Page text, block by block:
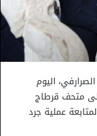
اليوم
معلنة إلى متحف قرطاج
عملية جرد